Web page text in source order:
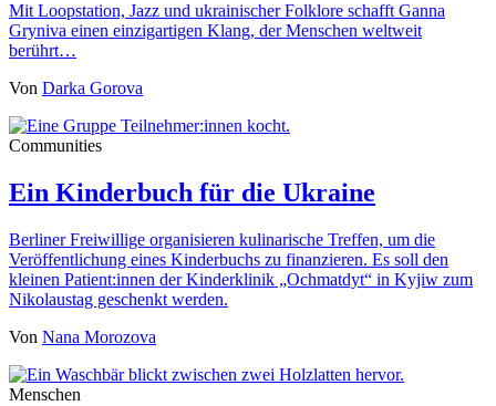
Mit Loopstation, Jazz und ukrainischer Folklore schafft Ganna
Gryniva einen einzigartigen Klang, der Menschen weltweit
berührt…
Von Darka Gorova
Communities
Ein Kinderbuch für die Ukraine
Berliner Freiwillige organisieren kulinarische Treffen, um die
Veröffentlichung eines Kinderbuchs zu finanzieren. Es soll den
kleinen Patient:innen der Kinderklinik „Ochmatdyt“ in Kyjiw zum
Nikolaustag geschenkt werden.
Von Nana Morozova
Menschen